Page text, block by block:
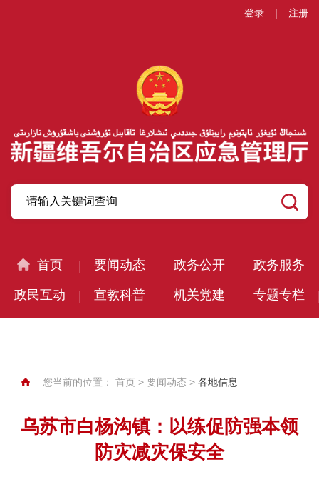
登录 | 注册
首页 要闻动态 政务公开 政务服务
政民互动 宣教科普 机关党建 专题专栏
您当前的位置： 首页 > 要闻动态 > 各地信息
乌苏市白杨沟镇：以练促防强本领
防灾减灾保安全